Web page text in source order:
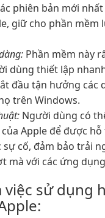
phiên bản mới
giữ cho phần mềm
Phần mềm này
dùng thiết lập
đầu tận hưởng các
trên Windows.
Người dùng có
Apple để được
sự cố, đảm bảo trải
mà với các ứng
việc sử dụng